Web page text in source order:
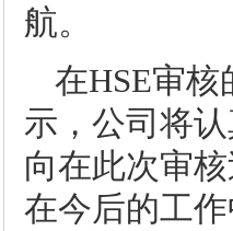
航。
在HSE审核
示，公司将
向在此次审
在今后的工